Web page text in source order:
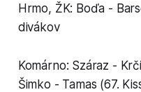
Hrmo, ŽK: Boďa -
divákov
Komárno: Száraz -
Šimko - Tamas (67.